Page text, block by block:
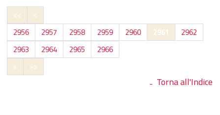
<<
<
2956
2957 2958 2959 2960 2961
2962
2963
2964 2965
2966
>
>>
Torna all'Indice